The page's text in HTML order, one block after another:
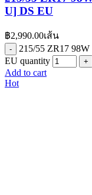
U] DS EU
฿2,990.00เส้น
215/55 ZR17
EU quantity
Add to cart
Hot